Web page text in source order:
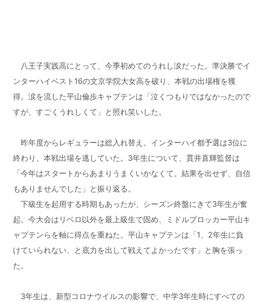
八王子実践高にとって、今季初めてのうれし涙だった。準決勝でイ
ンターハイベスト16の文京学院大女高を破り、本戦の出場権を獲
得。涙を流した平山倫歩キャプテンは「泣くつもりではなかったので
すが、すごくうれしくて」と照れ笑いした。
昨年度からレギュラーは総入れ替え。インターハイ都予選は3位に
終わり、本戦出場を逃していた。 3年生について、貫井直輝監督は
「今年はスタートからあまりうまくいかなくて。結果を出せず、自信
もありませんでした」と振り返る。
下級生を起用する時期もあったが、シーズン終盤にきて3年生が奮
起。今大会はリベロ以外を最上級生で固め、ミドルブロッカー平山キ
ャプテンらを軸に得点を重ねた。平山キャプテンは「1、2年生に負
けていられない、と底力を出して戦えてよかったです」と胸を張っ
た。
3年生は、新型コロナウイルスの影響で、中学3年生時にすべての